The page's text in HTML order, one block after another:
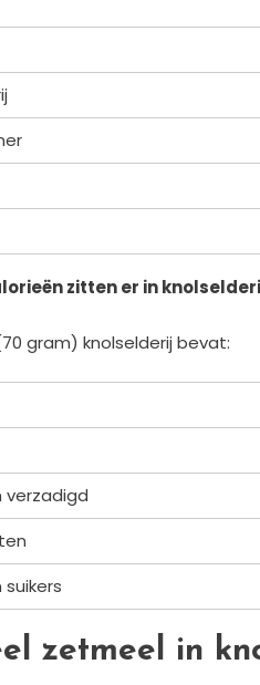
zitten er in
gram) knolselderij bevat:
verzadigd
zetmeel in